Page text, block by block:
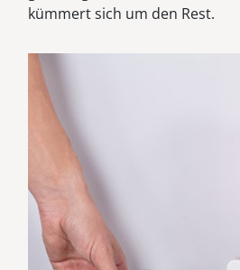
kümmert sich um den Rest.